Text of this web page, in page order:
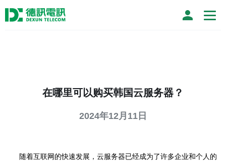
在哪里可以购买韩国云服务器？
2024年12月11日
随着互联网的快速发展，云服务器已经成为了许多企业和个人的